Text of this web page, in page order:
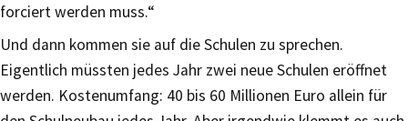
forciert werden muss.“
Und dann kommen sie auf die Schulen zu sprechen.
Eigentlich müssten jedes Jahr zwei neue Schulen eröffnet
werden. Kostenumfang: 40 bis 60 Millionen Euro allein für